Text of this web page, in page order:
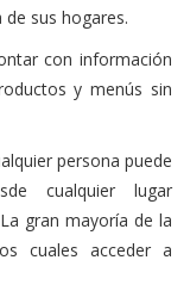
sus hogares.
con información
y menús sin
persona puede
cualquier lugar
gran mayoría de la
cuales acceder a